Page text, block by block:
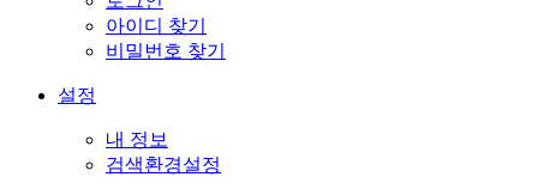
아이디 찾기
비밀번호 찾기
설정
내 정보
검색환경설정